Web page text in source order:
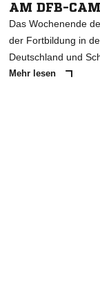
AM DFB-
Das Wochenende
der Fortbildung in
Deutschland und
Mehr lesen